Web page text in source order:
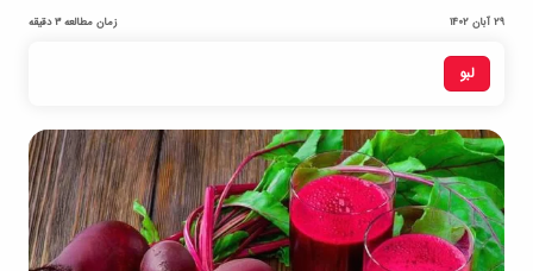
لبو
29 آبان 1402 زمان مطالعه 3 دقیقه